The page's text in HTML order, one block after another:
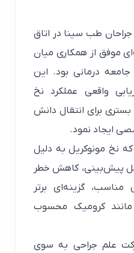
طب سینا در اتاق
موفق از همکاری میان
درمانی بود. این
واقعی عملکرد نخ
برای انتقال دانش
ایجاد نمود.
نخ مونوکریل به دلیل
پیش‌بینی، کاهش خطر
گزینه‌ای برتر
کرومیک محسوب
علم جراحی به سوی